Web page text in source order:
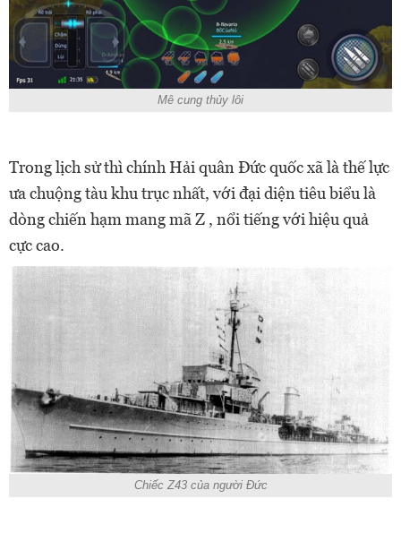
Mê cung thủy lôi
Trong lịch sử thì chính Hải quân Đức quốc xã là thế lực
ưa chuộng tàu khu trục nhất, với đại diện tiêu biểu là
dòng chiến hạm mang mã Z , nổi tiếng với hiệu quả
cực cao.
Chiếc Z43 của người Đức